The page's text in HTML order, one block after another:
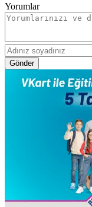
Yorumlar
Gönder